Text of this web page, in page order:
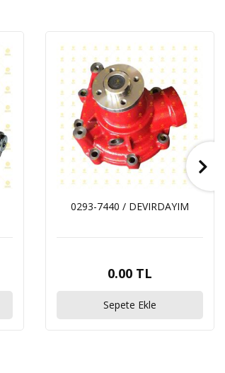
0293-7440 / DEVIRDAYIM
0.00 TL
Sepete Ekle